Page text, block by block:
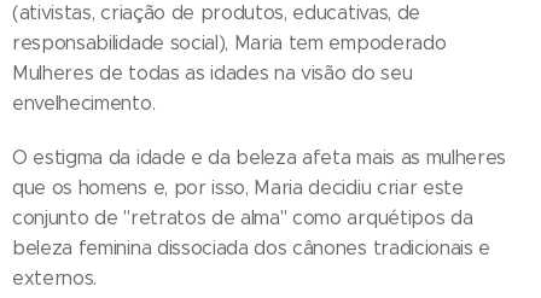
(ativistas, criação de produtos, educativas, de
responsabilidade social), Maria tem empoderado
Mulheres de todas as idades na visão do seu
envelhecimento.
O estigma da idade e da beleza afeta mais as mulheres
que os homens e, por isso, Maria decidiu criar este
conjunto de "retratos de alma" como arquétipos da
beleza feminina dissociada dos cânones tradicionais e
externos.